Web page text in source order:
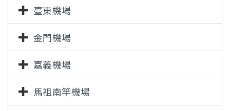
臺東機場
金門機場
嘉義機場
馬祖南竿機場